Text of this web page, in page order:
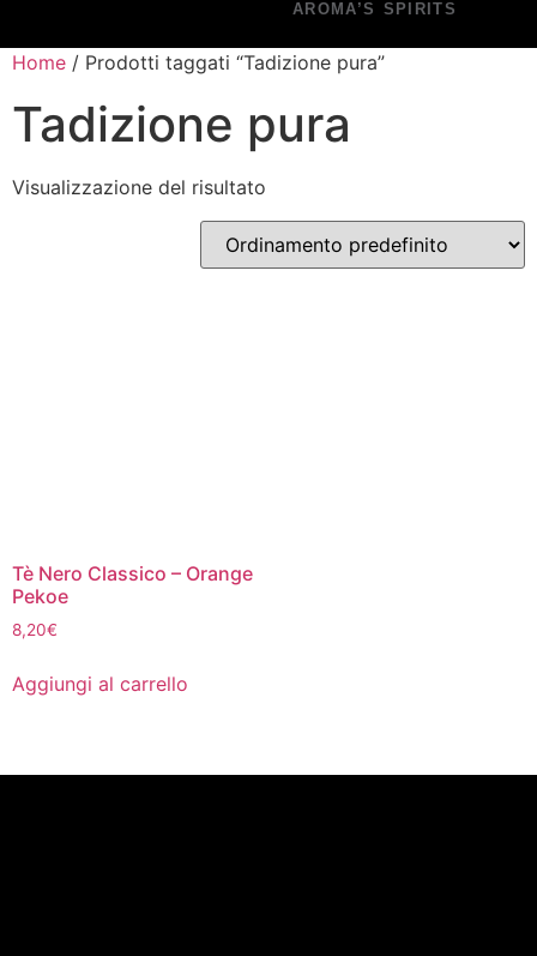
AROMA’S SPIRITS
Home / Prodotti taggati “Tadizione pura”
Tadizione pura
Visualizzazione del risultato
Tè Nero Classico – Orange
Pekoe
8,20€
Aggiungi al carrello